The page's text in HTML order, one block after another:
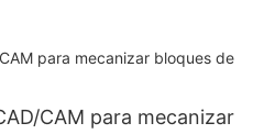
CAM para mecanizar